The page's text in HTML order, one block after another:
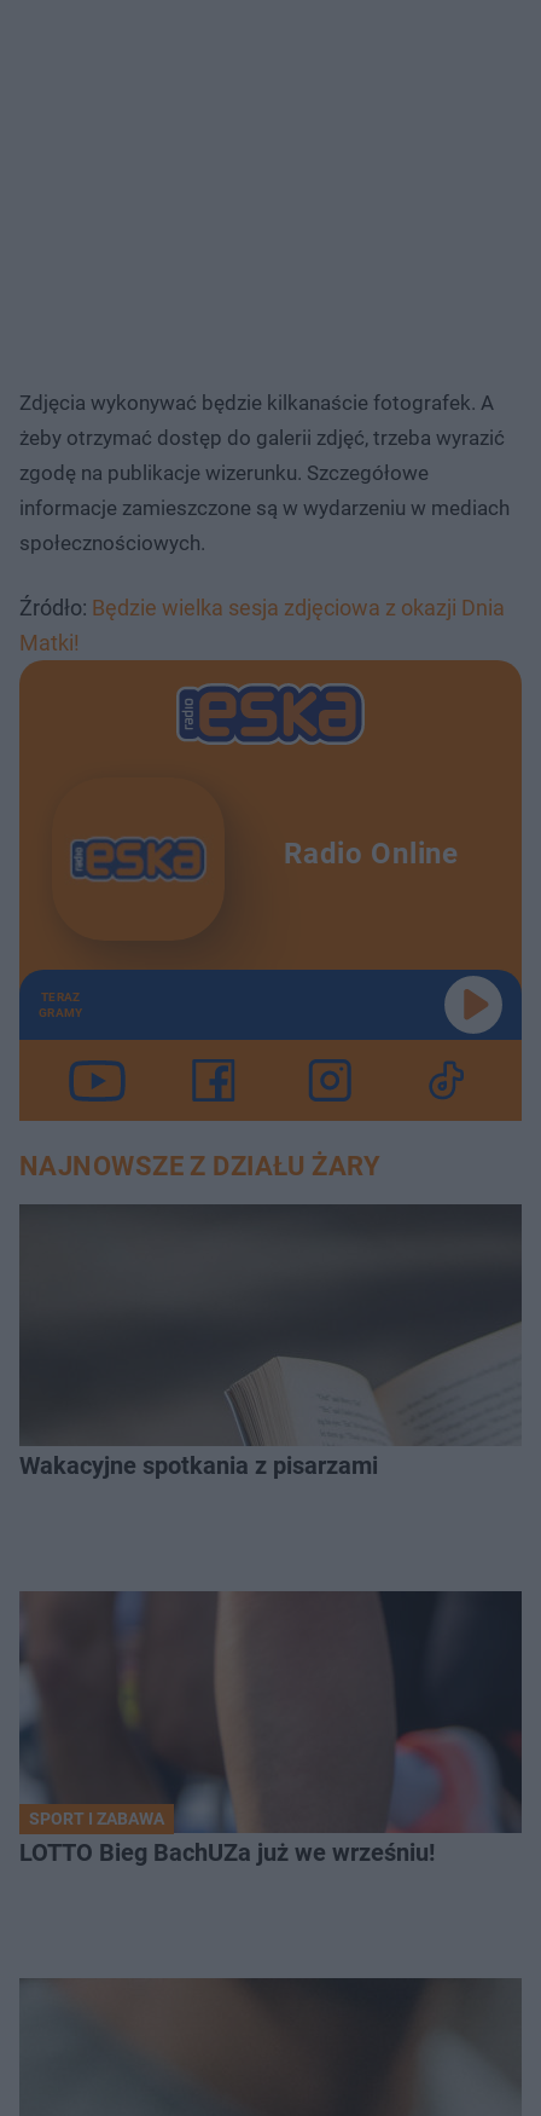
Zdjęcia wykonywać będzie kilkanaście fotografek. A
żeby otrzymać dostęp do galerii zdjęć, trzeba wyrazić
zgodę na publikacje wizerunku. Szczegółowe
informacje zamieszczone są w wydarzeniu w mediach
społecznościowych.
Źródło: Będzie wielka sesja zdjęciowa z okazji Dnia
Matki!
Radio Online
TERAZ
GRAMY
NAJNOWSZE Z DZIAŁU ŻARY
Wakacyjne spotkania z pisarzami
SPORT I ZABAWA
LOTTO Bieg BachUZa już we wrześniu!